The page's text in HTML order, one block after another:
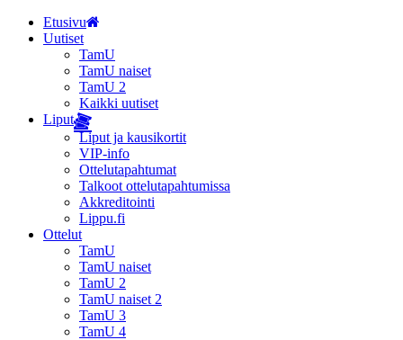
Etusivu
Uutiset
TamU
TamU naiset
TamU 2
Kaikki uutiset
Liput
Liput ja kausikortit
VIP-info
Ottelutapahtumat
Talkoot ottelutapahtumissa
Akkreditointi
Lippu.fi
Ottelut
TamU
TamU naiset
TamU 2
TamU naiset 2
TamU 3
TamU 4